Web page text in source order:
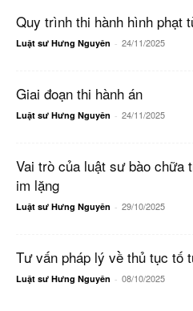
Quy trình thi hành hình phạt
Luật sư Hưng Nguyên - 24/11/2025
Giai đoạn thi hành án
Luật sư Hưng Nguyên - 24/11/2025
Vai trò của luật sư bào chữa
im lặng
Luật sư Hưng Nguyên - 29/10/2025
Tư vấn pháp lý về thủ tục tố
Luật sư Hưng Nguyên - 08/10/2025